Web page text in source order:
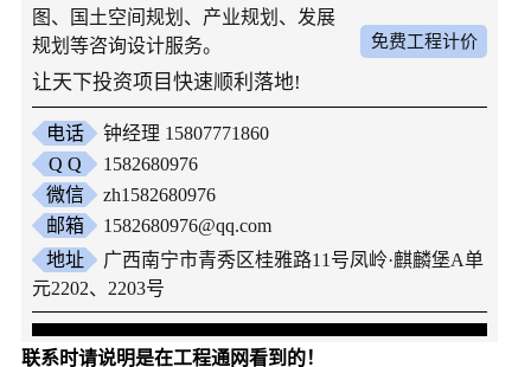
免费工程计价
图、国土空间规划、产业规划、发展
规划等咨询设计服务。
让天下投资项目快速顺利落地!
电话
钟经理 15807771860
Q Q
1582680976
微信
zh1582680976
邮箱
1582680976@qq.com
地址
广西南宁市青秀区桂雅路11号凤岭·麒麟堡A单
元2202、2203号
联系时请说明是在工程通网看到的！